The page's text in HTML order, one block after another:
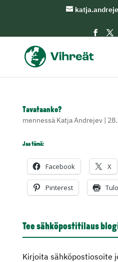
Tavataanko?
mennessä Katja Andrejev|
Jaa tämä:
Facebook X
Pinterest
Tee sähköpostitilaus
Kirjoita sähköpostiosoite